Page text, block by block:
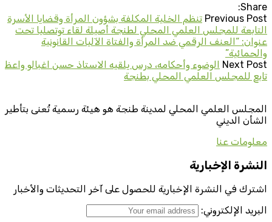
Share:
Previous Post تنظم الخلية المكلفة بشؤون المرأة وقضايا الأسرة
التابعة للمجلس العلمي المحلي لطنجة أصيلة لقاء توتصليا تحت
عنوان: “العنف الرقمي ضد المرأة والفتاة الآليات القانونية
والحمائية”
Next Post الوضوء وأحكامه، درس يلقيه الاستاذ حسن اغبالو واعظ
تابع للمجلس العلمي المحلي بطنجة
المجلس العلمي المحلي لمدينة طنجة هو هيئة رسمية تُعنى بتأطير
الشأن الديني
معلومات عنا
النشرة الإخبارية
اشترك في النشرة الإخبارية للحصول على آخر التحديثات والأخبار
البريد الإلكتروني: